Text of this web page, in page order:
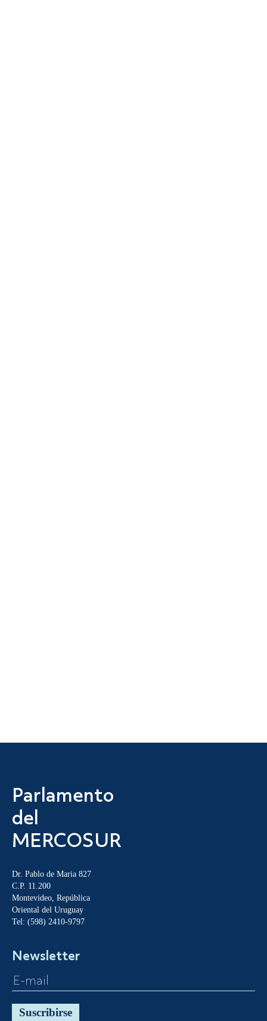
Parlamento
del
MERCOSUR
Dr. Pablo de Maria 827
C.P. 11.200
Montevideo, República
Oriental del Uruguay
Tel: (598) 2410-9797
Newsletter
Suscribirse